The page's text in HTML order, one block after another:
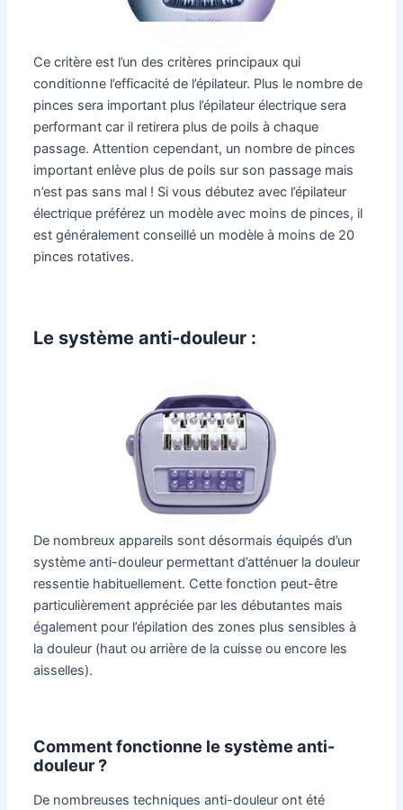
Ce critère est l’un des critères principaux qui
conditionne l’efficacité de l’épilateur. Plus le nombre de
pinces sera important plus l’épilateur électrique sera
performant car il retirera plus de poils à chaque
passage. Attention cependant, un nombre de pinces
important enlève plus de poils sur son passage mais
n’est pas sans mal ! Si vous débutez avec l’épilateur
électrique préférez un modèle avec moins de pinces, il
est généralement conseillé un modèle à moins de 20
pinces rotatives.
Le système anti-douleur :
De nombreux appareils sont désormais équipés d’un
système anti-douleur permettant d’atténuer la douleur
ressentie habituellement. Cette fonction peut-être
particulièrement appréciée par les débutantes mais
également pour l’épilation des zones plus sensibles à
la douleur (haut ou arrière de la cuisse ou encore les
aisselles).
Comment fonctionne le système anti-
douleur ?
De nombreuses techniques anti-douleur ont été